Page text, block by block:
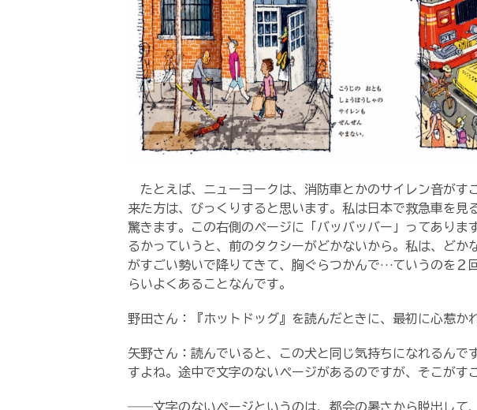
たとえば、ニューヨークは、消防車とかのサイレン音がす
来た方は、びっくりすると思います。私は日本で救急車を見
驚きます。この右側のページに「バッバッバー」ってありま
るかっていうと、前のタクシーがどかないから。私は、どか
がすごい勢いで降りてきて、胸ぐらつかんで…ていうのを２
らいよくあることなんです。
野田さん：『ホットドッグ』を読んだときに、最初に心惹か
矢野さん：読んでいると、この犬と同じ気持ちになれるんで
すよね。途中で文字のないページがあるのですが、そこがす
――文字のないページというのは、都会の暑さから脱出して